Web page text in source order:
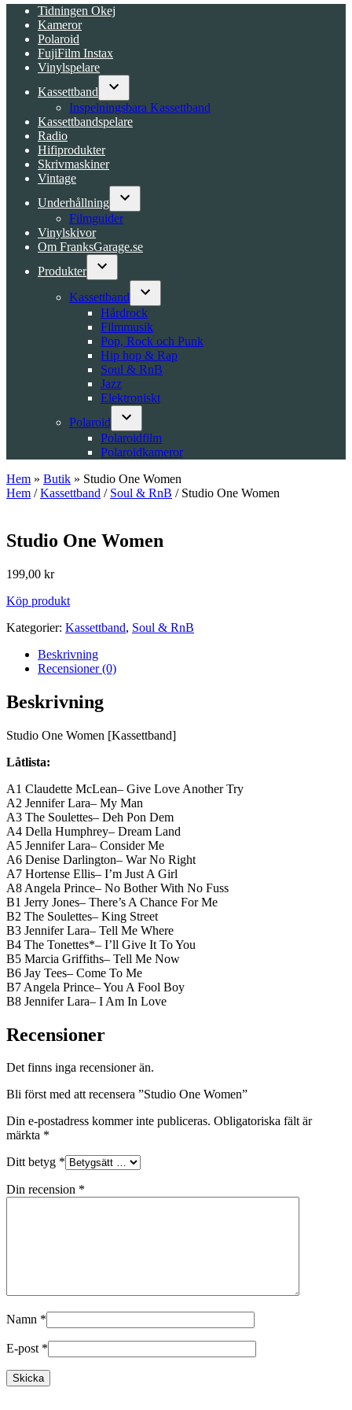
Tidningen Okej
Kameror
Polaroid
FujiFilm Instax
Vinylspelare
Kassettband
Open
dropdown
menu
Inspelningsbara Kassettband
Kassettbandspelare
Radio
Hifiprodukter
Skrivmaskiner
Vintage
Underhållning
Open
Filmguider
Vinylskivor
Om FranksGarage.se
Produkter
Open
dropdown
menu
Kassettband
Open
dropdown
menu
Hårdrock
Filmmusik
Pop, Rock och Punk
Hip hop & Rap
Soul & RnB
Jazz
Elektroniskt
Polaroid
Open
dropdown
menu
Polaroidfilm
Polaroidkameror
Hem » Butik » Studio One Women
Hem /Kassettband / Soul & RnB / Studio One Women
Studio One Women
199,00 kr
Köp produkt
Kategorier: Kassettband, Soul & RnB
Beskrivning
Recensioner (0)
Beskrivning
Studio One Women [Kassettband]
Låtlista:
A1 Claudette McLean– Give Love Another Try
A2 Jennifer Lara– My Man
A3 The Soulettes– Deh Pon Dem
A4 Della Humphrey– Dream Land
A5 Jennifer Lara– Consider Me
A6 Denise Darlington– War No Right
A7 Hortense Ellis– I’m Just A Girl
A8 Angela Prince– No Bother With No Fuss
B1 Jerry Jones– There’s A Chance For Me
B2 The Soulettes– King Street
B3 Jennifer Lara– Tell Me Where
B4 The Tonettes*– I’ll Give It To You
B5 Marcia Griffiths– Tell Me Now
B6 Jay Tees– Come To Me
B7 Angela Prince– You A Fool Boy
B8 Jennifer Lara– I Am In Love
Recensioner
Det finns inga recensioner än.
Bli först med att recensera ”Studio One Women”
Din e-postadress kommer inte publiceras. Obligatoriska fält är
märkta *
Ditt betyg *
Din recension *
Namn *
E-post *